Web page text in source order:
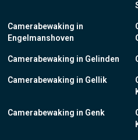
Camerabewaking in
Engelmanshoven
Camerabewaking in Gelinden
Camerabewaking in Gellik
Camerabewaking in Genk